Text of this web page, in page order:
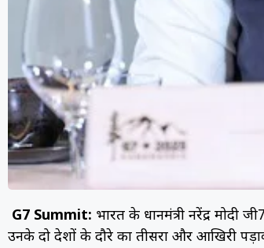
G7 Summit: भारत के प्रधानमंत्री नरेंद्र
उनके दो देशों के दौरे का तीसरा और आखिरी पड़ाव